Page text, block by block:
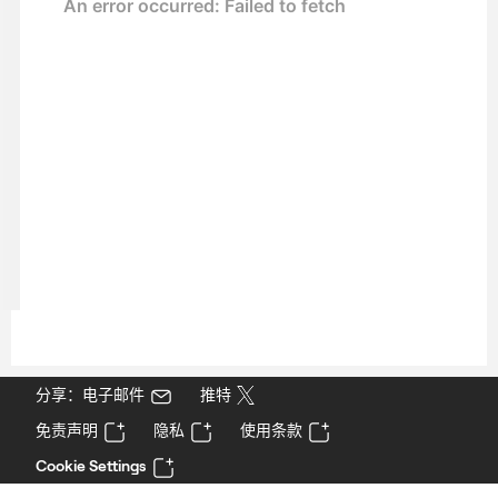
分享：电子邮件
推特
免责声明
隐私
使用条款
Cookie Settings